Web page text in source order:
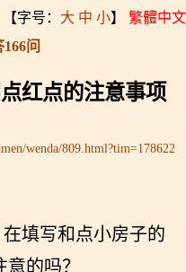
【字号： 大 中 小】
繁體中文
问
红点的注意事项
wenda/809.html?tim=178622
填写和点小房子的
的吗？